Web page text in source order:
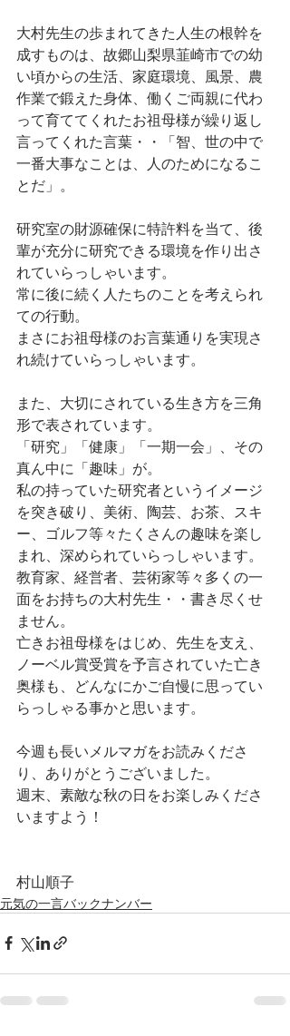
大村先生の歩まれてきた人生の根幹を
成すものは、故郷山梨県韮崎市での幼
い頃からの生活、家庭環境、風景、農
作業で鍛えた身体、働くご両親に代わ
って育ててくれたお祖母様が繰り返し
言ってくれた言葉・・「智、世の中で
一番大事なことは、人のためになるこ
とだ」。
研究室の財源確保に特許料を当て、後
輩が充分に研究できる環境を作り出さ
れていらっしゃいます。
常に後に続く人たちのことを考えられ
ての行動。
まさにお祖母様のお言葉通りを実現さ
れ続けていらっしゃいます。
また、大切にされている生き方を三角
形で表されています。
「研究」「健康」「一期一会」、その
真ん中に「趣味」が。
私の持っていた研究者というイメージ
を突き破り、美術、陶芸、お茶、スキ
ー、ゴルフ等々たくさんの趣味を楽し
まれ、深められていらっしゃいます。
教育家、経営者、芸術家等々多くの一
面をお持ちの大村先生・・書き尽くせ
ません。
亡きお祖母様をはじめ、先生を支え、
ノーベル賞受賞を予言されていた亡き
奥様も、どんなにかご自慢に思ってい
らっしゃる事かと思います。
今週も長いメルマガをお読みくださ
り、ありがとうございました。
週末、素敵な秋の日をお楽しみくださ
いますよう！
村山順子
元気の一言バックナンバー